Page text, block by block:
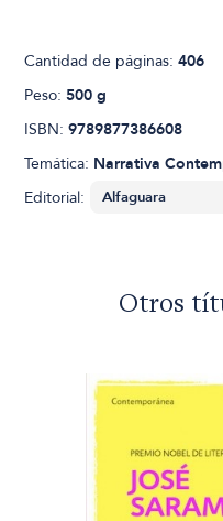
Cantidad de páginas:406
Peso:500 g
ISBN:9789877386608
Temática: Narrativa
Editorial:
Otros